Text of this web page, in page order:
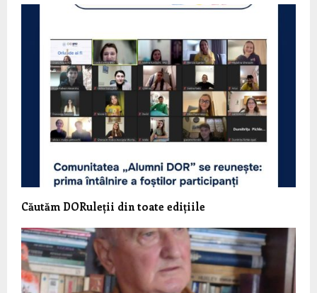
Căutăm DORuleții din toate edițiile